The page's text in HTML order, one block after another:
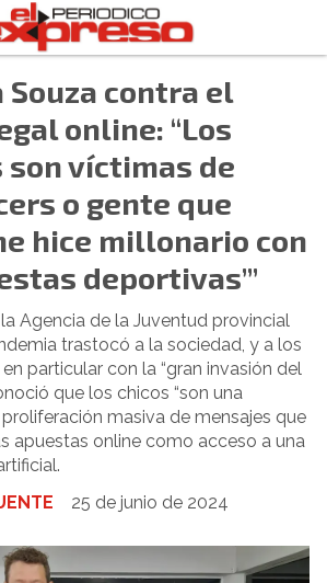
Souza contra el
online: “Los
son víctimas de
o gente que
hice millonario con
deportivas’”
Agencia de la Juventud provincial
trastocó a la sociedad, y a los
particular con la “gran invasión del
que los chicos “son una
masiva de mensajes que
apuestas online como acceso a una
25 de junio de 2024